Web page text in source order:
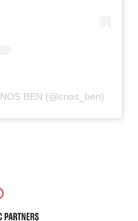
BEN (@cnos_ben)